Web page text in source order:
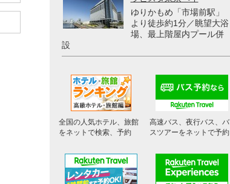
ゆりかもめ「市場前駅」
より徒歩約1分／眺望大浴
場、最上階屋内プール併
設
全国の人気ホテル、旅館
をネットで検索、予約
高速バス、夜行バス、バ
スツアーをネットで予約